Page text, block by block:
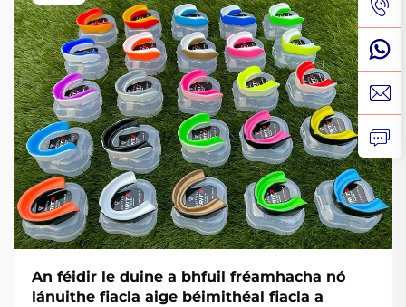
An féidir le duine a bhfuil fréamhacha nó
lánuithe fiacla aige béimithéal fiacla a